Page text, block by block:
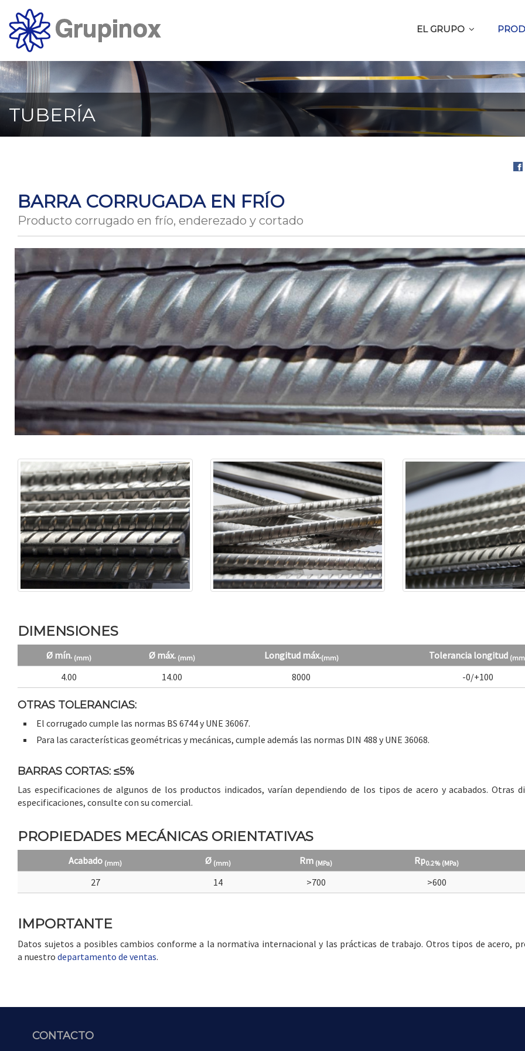
contenido
principal
la
página
EL GRUPO
TUBERÍA
BARRA CORRUGADA EN FRÍO
Producto corrugado en frío, enderezado y cortado
DIMENSIONES
Ø mín. (mm) Ø máx. (mm) Longitud máx.(mm) Tolerancia longitud
4.00 14.00 8000 -0/+100
OTRAS TOLERANCIAS:
El corrugado cumple las normas BS 6744 y UNE 36067.
Para las características geométricas y mecánicas, cumple además las normas DIN 488 y UNE 36068.
BARRAS CORTAS: ≤5%
Las especificaciones de algunos de los productos indicados, varían dependiendo de los tipos de acero y acabados. Otras
especificaciones, consulte con su comercial.
PROPIEDADES MECÁNICAS ORIENTATIVAS
Acabado (mm) Ø (mm) Rm (MPa) Rp0.2% (MPa)
27 14 >700 >600
IMPORTANTE
Datos sujetos a posibles cambios conforme a la normativa internacional y las prácticas de trabajo. Otros tipos de acero,
a nuestro departamento de ventas.
CONTACTO